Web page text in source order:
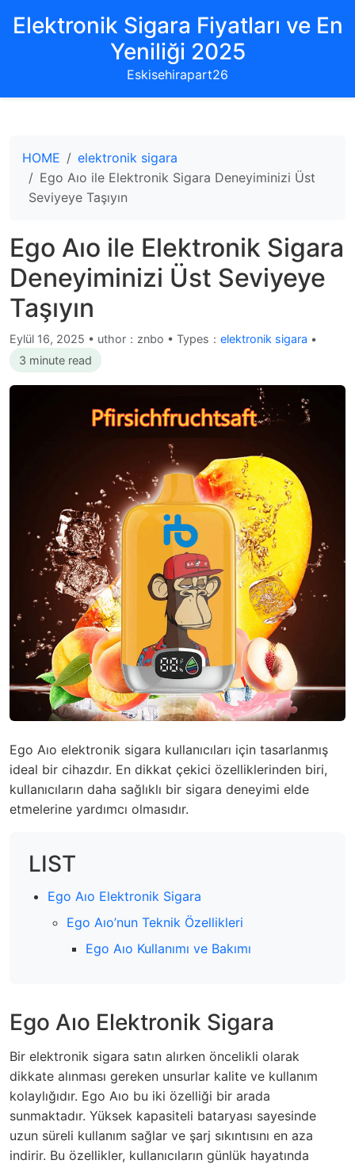
Elektronik Sigara Fiyatları ve En
Yeniliği 2025
Eskisehirapart26
HOME
elektronik sigara
Ego Aıo ile Elektronik Sigara Deneyiminizi Üst
Seviyeye Taşıyın
Ego Aıo ile Elektronik Sigara
Deneyiminizi Üst Seviyeye
Taşıyın
Eylül 16, 2025 • uthor：znbo • Types： elektronik sigara •
3 minute read
Ego Aıo elektronik sigara kullanıcıları için tasarlanmış
ideal bir cihazdır. En dikkat çekici özelliklerinden biri,
kullanıcıların daha sağlıklı bir sigara deneyimi elde
etmelerine yardımcı olmasıdır.
LIST
Ego Aıo Elektronik Sigara
Ego Aıo’nun Teknik Özellikleri
Ego Aıo Kullanımı ve Bakımı
Ego Aıo Elektronik Sigara
Bir elektronik sigara satın alırken öncelikli olarak
dikkate alınması gereken unsurlar kalite ve kullanım
kolaylığıdır. Ego Aıo bu iki özelliği bir arada
sunmaktadır. Yüksek kapasiteli bataryası sayesinde
uzun süreli kullanım sağlar ve şarj sıkıntısını en aza
indirir. Bu özellikler, kullanıcıların günlük hayatında